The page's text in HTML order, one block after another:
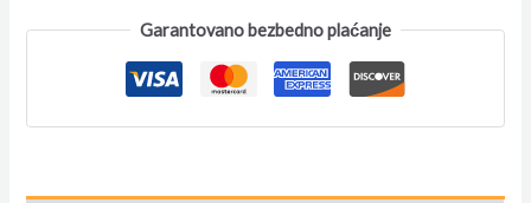
Garantovano bezbedno plaćanje